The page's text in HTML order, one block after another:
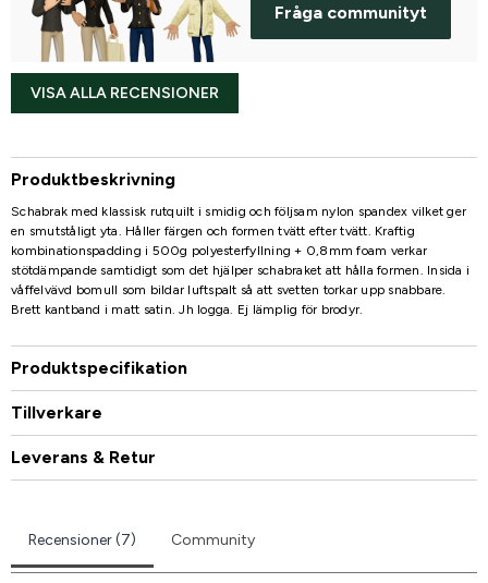
Fråga communityt
VISA ALLA RECENSIONER
Produktbeskrivning
Schabrak med klassisk rutquilt i smidig och följsam nylon spandex vilket ger
en smutståligt yta. Håller färgen och formen tvätt efter tvätt. Kraftig
kombinationspadding i 500g polyesterfyllning + 0,8mm foam verkar
stötdämpande samtidigt som det hjälper schabraket att hålla formen. Insida i
våffelvävd bomull som bildar luftspalt så att svetten torkar upp snabbare.
Brett kantband i matt satin. Jh logga. Ej lämplig för brodyr.
Produktspecifikation
Tillverkare
Leverans & Retur
Recensioner (7) Community